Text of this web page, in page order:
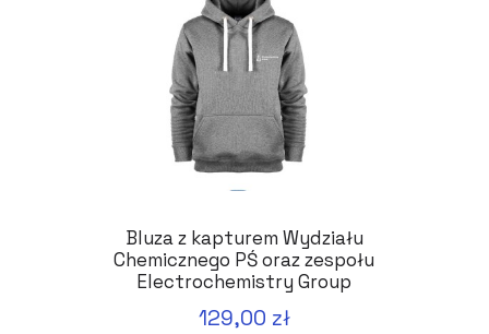
Bluza z kapturem Wydziału
Chemicznego PŚ oraz zespołu
Electrochemistry Group
129,00 zł